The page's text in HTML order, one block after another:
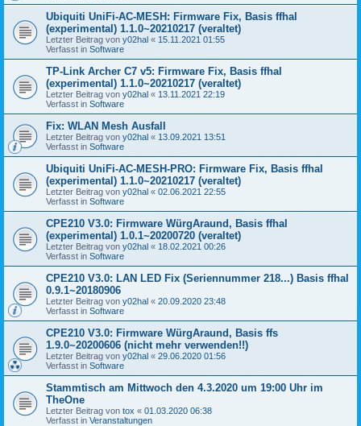
Ubiquiti UniFi-AC-MESH: Firmware Fix, Basis ffhal
(experimental) 1.1.0~20210217 (veraltet)
Letzter Beitrag von y02hal « 15.11.2021 01:55
Verfasst in Software
TP-Link Archer C7 v5: Firmware Fix, Basis ffhal
(experimental) 1.1.0~20210217 (veraltet)
Letzter Beitrag von y02hal « 13.11.2021 22:19
Verfasst in Software
Fix: WLAN Mesh Ausfall
Letzter Beitrag von y02hal « 13.09.2021 13:51
Verfasst in Software
Ubiquiti UniFi-AC-MESH-PRO: Firmware Fix, Basis ffhal
(experimental) 1.1.0~20210217 (veraltet)
Letzter Beitrag von y02hal « 02.06.2021 22:55
Verfasst in Software
CPE210 V3.0: Firmware WürgAraund, Basis ffhal
(experimental) 1.0.1~20200720 (veraltet)
Letzter Beitrag von y02hal « 18.02.2021 00:26
Verfasst in Software
CPE210 V3.0: LAN LED Fix (Seriennummer 218...) Basis ffhal
0.9.1~20180906
Letzter Beitrag von y02hal « 20.09.2020 23:48
Verfasst in Software
CPE210 V3.0: Firmware WürgAraund, Basis ffs
1.9.0~20200606 (nicht mehr verwenden!!)
Letzter Beitrag von y02hal « 29.06.2020 01:56
Verfasst in Software
Stammtisch am Mittwoch den 4.3.2020 um 19:00 Uhr im
TheOne
Letzter Beitrag von tox « 01.03.2020 06:38
Verfasst in Veranstaltungen